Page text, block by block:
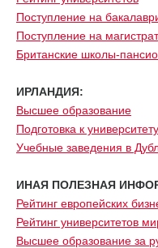
Поступление на
Поступление на
Британские школы-
ИРЛАНДИЯ:
Высшее образование
Подготовка к университету
Учебные заведения в
ИНАЯ ПОЛЕЗНАЯ
Рейтинг европейских
Рейтинг университетов
Высшее образование за